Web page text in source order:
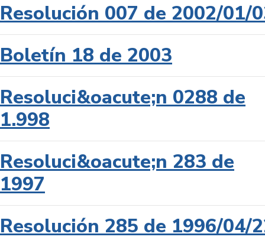
Resolución 007 de 2002/01/
Boletín 18 de 2003
Resoluci&oacute;n 0288 de
1.998
Resoluci&oacute;n 283 de
1997
Resolución 285 de 1996/04/